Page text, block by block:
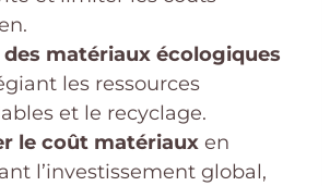
matériaux écologiques
les ressources
et le recyclage.
le coût matériaux en
l’investissement global,